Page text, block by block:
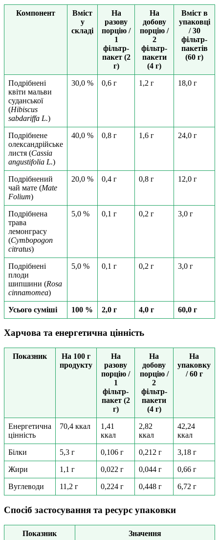
Компонент
Вміст
у
складі
На
разову
порцію /
1
фільтр-
пакет (2
г)
На
добову
порцію /
2
фільтр-
пакети
(4 г)
Вміст в
упаковці
/ 30
фільтр-
пакетів
(60 г)
Подрібнені
квіти мальви
суданської
(Hibiscus
sabdariffa L.)
30,0 % 0,6 г 1,2 г 18,0 г
Подрібнене
олександрійське
листя (Cassia
angustifolia L.)
40,0 % 0,8 г 1,6 г 24,0 г
Подрібнений
чай мате (Mate
Folium)
20,0 % 0,4 г 0,8 г 12,0 г
Подрібнена
трава
лемонграсу
(Cymbopogon
citratus)
5,0 % 0,1 г 0,2 г 3,0 г
Подрібнені
плоди
шипшини (Rosa
cinnamomea)
5,0 % 0,1 г 0,2 г 3,0 г
Усього суміші 100 % 2,0 г 4,0 г 60,0 г
Харчова та енергетична цінність
Показник
На 100 г
продукту
На
разову
порцію /
1
фільтр-
пакет (2
г)
На
добову
порцію /
2
фільтр-
пакети
(4 г)
На
упаковку
/ 60 г
Енергетична
цінність
70,4 ккал
1,41
ккал
2,82
ккал
42,24
ккал
Білки 5,3 г 0,106 г 0,212 г 3,18 г
Жири 1,1 г 0,022 г 0,044 г 0,66 г
Вуглеводи 11,2 г 0,224 г 0,448 г 6,72 г
Спосіб застосування та ресурс упаковки
Показник Значення